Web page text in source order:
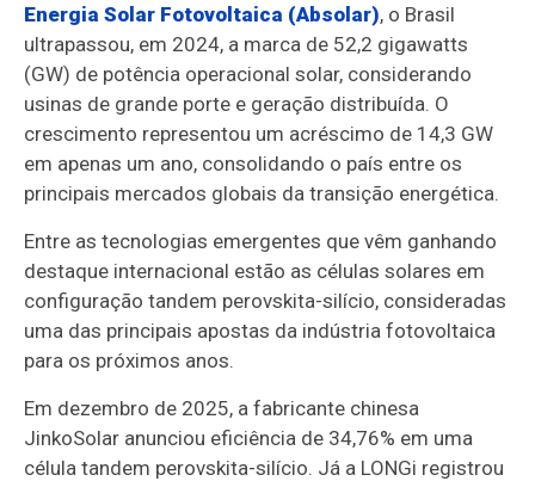
Energia Solar Fotovoltaica (Absolar), o Brasil
ultrapassou, em 2024, a marca de 52,2 gigawatts
(GW) de potência operacional solar, considerando
usinas de grande porte e geração distribuída. O
crescimento representou um acréscimo de 14,3 GW
em apenas um ano, consolidando o país entre os
principais mercados globais da transição energética.
Entre as tecnologias emergentes que vêm ganhando
destaque internacional estão as células solares em
configuração tandem perovskita-silício, consideradas
uma das principais apostas da indústria fotovoltaica
para os próximos anos.
Em dezembro de 2025, a fabricante chinesa
JinkoSolar anunciou eficiência de 34,76% em uma
célula tandem perovskita-silício. Já a LONGi registrou